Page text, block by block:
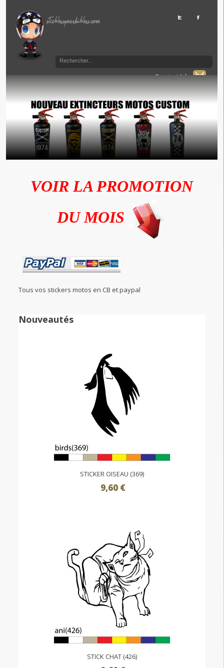
Panier Vide
VOIR LA PROMOTION
DU MOIS
Tous vos stickers motos en CB et paypal
Nouveautés
STICKER OISEAU (369)
9,60 €
STICK CHAT (426)